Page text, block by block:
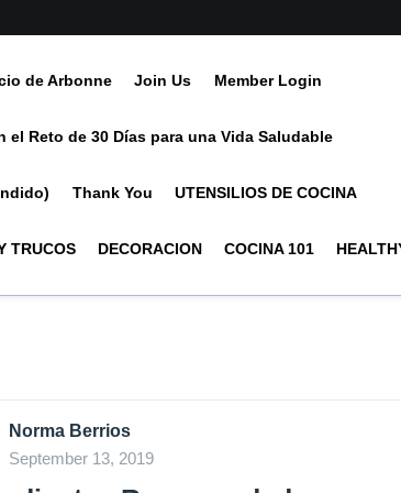
de Arbonne Join Us Member Login
el Reto de 30 Días para una Vida Saludable
Thank You UTENSILIOS DE COCINA
TRUCOS DECORACION COCINA 101
Norma Berrios
September 13, 2019